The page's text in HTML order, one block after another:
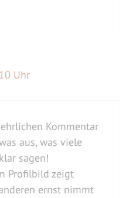
Uhr
Kommentar
aus, was viele
sagen!
Profilbild zeigt
ernst nimmt